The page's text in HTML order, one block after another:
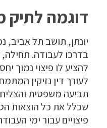
דוגמה לתיק
יונתן, תושב תל אביב,
בדרכו לעבודה.
להציע לו פיצוי נמוך
לעורך דין נזיקין
תביעה משפטית והצליח
שכלל את כל הוצאות
פיצויים עבור ימי